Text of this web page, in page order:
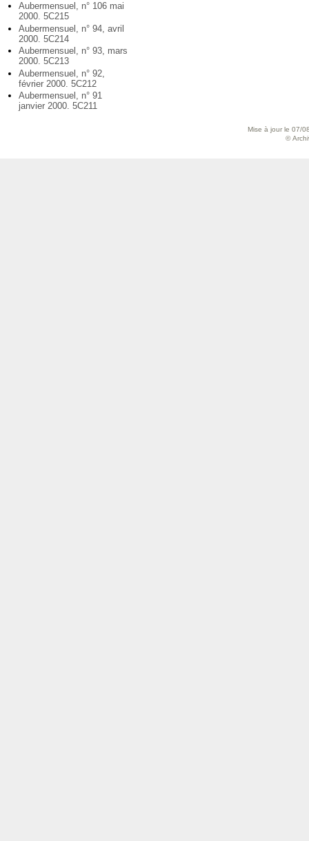
Aubermensuel, n° 106 mai
2000. 5C215
Aubermensuel, n° 94, avril
2000. 5C214
Aubermensuel, n° 93, mars
2000. 5C213
Aubermensuel, n° 92,
février 2000. 5C212
Aubermensuel, n° 91
janvier 2000. 5C211
Mise à jour le 07/
©